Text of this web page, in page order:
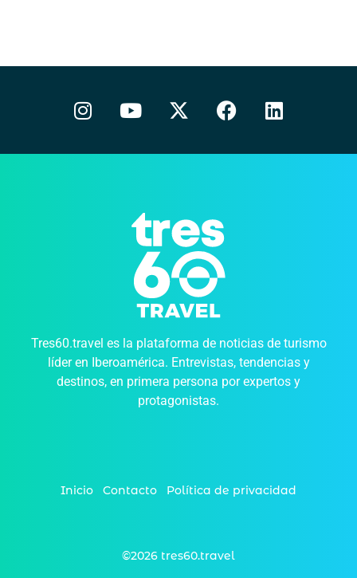
Tres60.travel es la plataforma de noticias de turismo
líder en Iberoamérica. Entrevistas, tendencias y
destinos, en primera persona por expertos y
protagonistas.
Inicio Contacto Política de privacidad
©2026 tres60.travel